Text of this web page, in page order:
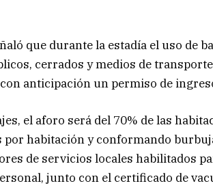
que durante la estadía el uso de
cerrados y medios de
anticipación un permiso de
el aforo será del 70% de las
habitación y conformando
de servicios locales habilitados
junto con el certificado de